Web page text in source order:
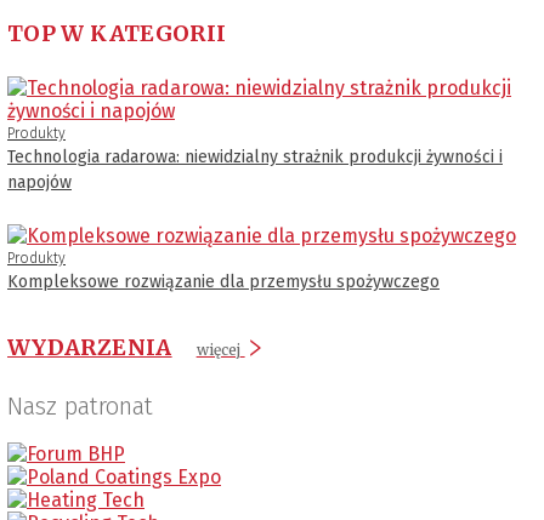
TOP W KATEGORII
Produkty
Technologia radarowa: niewidzialny strażnik produkcji żywności i
napojów
Produkty
Kompleksowe rozwiązanie dla przemysłu spożywczego
WYDARZENIA więcej
Nasz patronat